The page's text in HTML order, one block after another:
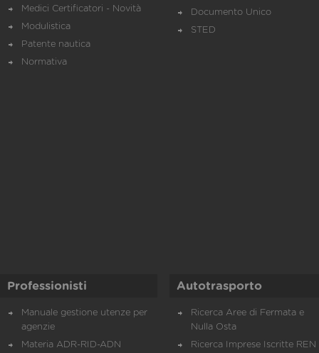
Medici Certificatori - Novità
Modulistica
Patente nautica
Normativa
Documento Unico
STED
Professionisti
Manuale gestione utenze per
agenzie
Materia ADR-RID-ADN
Autotrasporto
Ricerca Aree di Fermata e
Nulla Osta
Ricerca Imprese Iscritte REN